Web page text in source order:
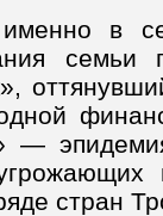
в
семьи
—
стран